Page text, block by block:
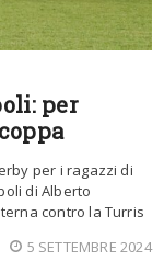
per
per i ragazzi di
di Alberto
contro la Turris
5 SETTEMBRE 2024